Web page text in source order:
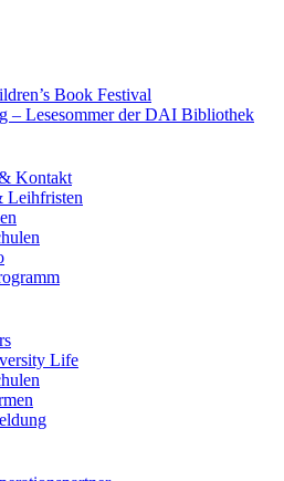
Book Festival
– Lesesommer der DAI Bibliothek
Kontakt
Leihfristen
Life